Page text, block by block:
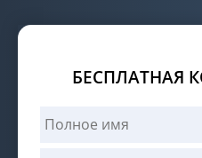
БЕСПЛАТНАЯ